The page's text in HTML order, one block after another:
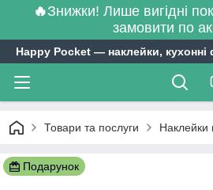
🔥Знижки! Лише вигідні
замовити по
Happy Pocket ― наклейки, кухонні
Товари та послуги Наклейки
Подарунок